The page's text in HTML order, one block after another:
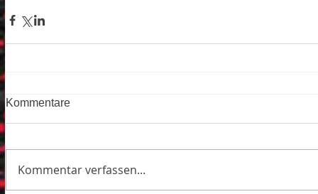
Kommentare
Kommentar verfassen...